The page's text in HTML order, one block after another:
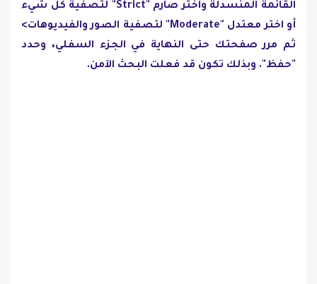
القائمة المنسدلة واختر صارم "Strict" لتصفية كل شيء
أو اختر معتدل "Moderate" لتصفية الصور والفيديوهات>
ثم مرر صفحتك حتى النهاية في الجزء السفلي، وحدد
"حفظ". وبذلك تكون قد فعلت البحث الآمن.